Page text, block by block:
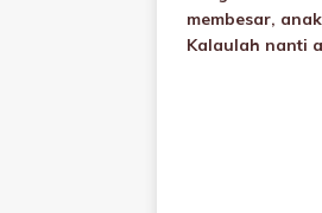
membesar,
Kalaulah nanti